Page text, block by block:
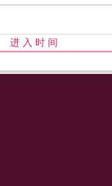
进 入 时 间